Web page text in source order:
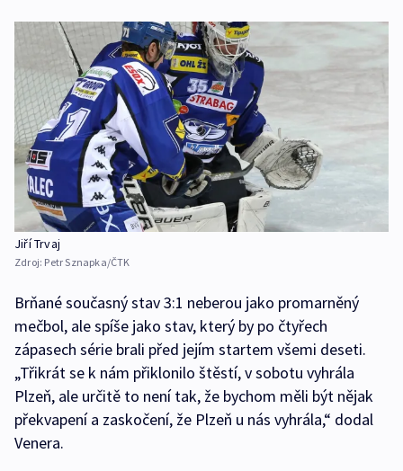
Jiří Trvaj
Zdroj: Petr Sznapka/ČTK
Brňané současný stav 3:1 neberou jako promarněný
mečbol, ale spíše jako stav, který by po čtyřech
zápasech série brali před jejím startem všemi deseti.
„Třikrát se k nám přiklonilo štěstí, v sobotu vyhrála
Plzeň, ale určitě to není tak, že bychom měli být nějak
překvapení a zaskočení, že Plzeň u nás vyhrála,“ dodal
Venera.